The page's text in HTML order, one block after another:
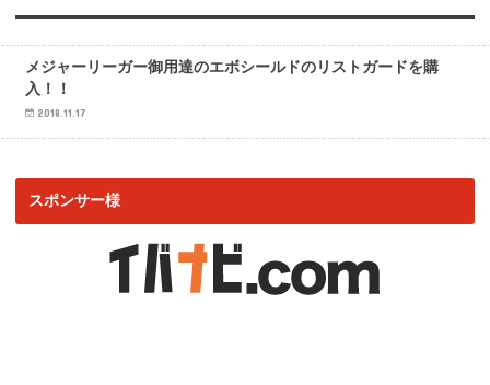
野球トレンド
メジャーリーガー御用達のエボシールドのリストガードを購
入！！
2018.11.17
スポンサー様